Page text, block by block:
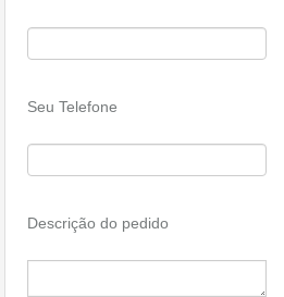
Seu Telefone
Descrição do pedido